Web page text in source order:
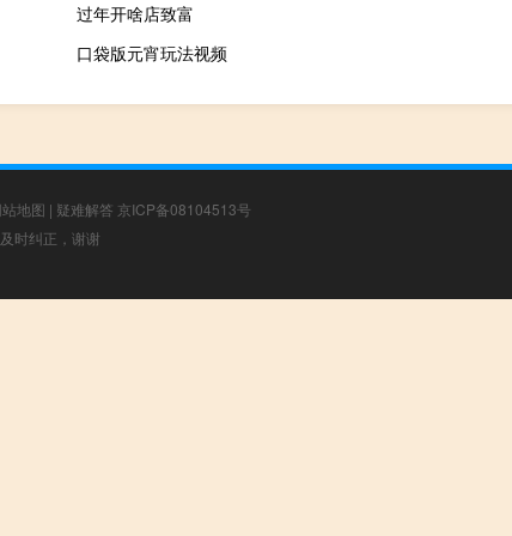
过年开啥店致富
口袋版元宵玩法视频
地图 | 疑难解答 京ICP备08104513号
时纠正，谢谢